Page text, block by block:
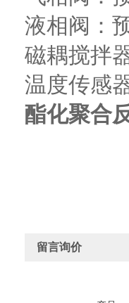
液相阀：
磁耦搅拌
温度传感
酯化聚合
留言询价